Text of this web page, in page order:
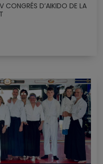
CONGRÉS D’AIKIDO DE LA